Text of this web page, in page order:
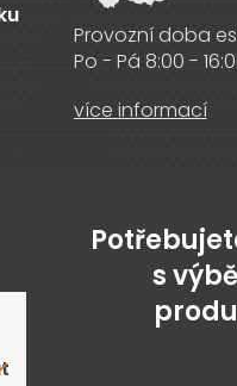
Provozní doba
Po - Pá 8:00 -
více informací
s